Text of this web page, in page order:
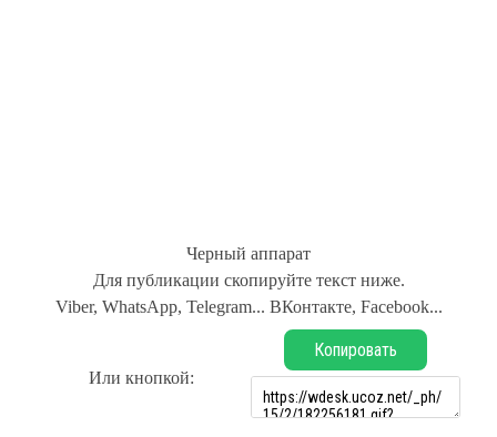
Черный аппарат
Для публикации скопируйте текст ниже.
Viber, WhatsApp, Telegram... ВКонтакте, Facebook...
Или кнопкой:
Копировать